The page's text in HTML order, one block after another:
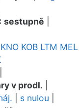
sestupně
KNO KOB LTM MEL
v prodl.
s nulou